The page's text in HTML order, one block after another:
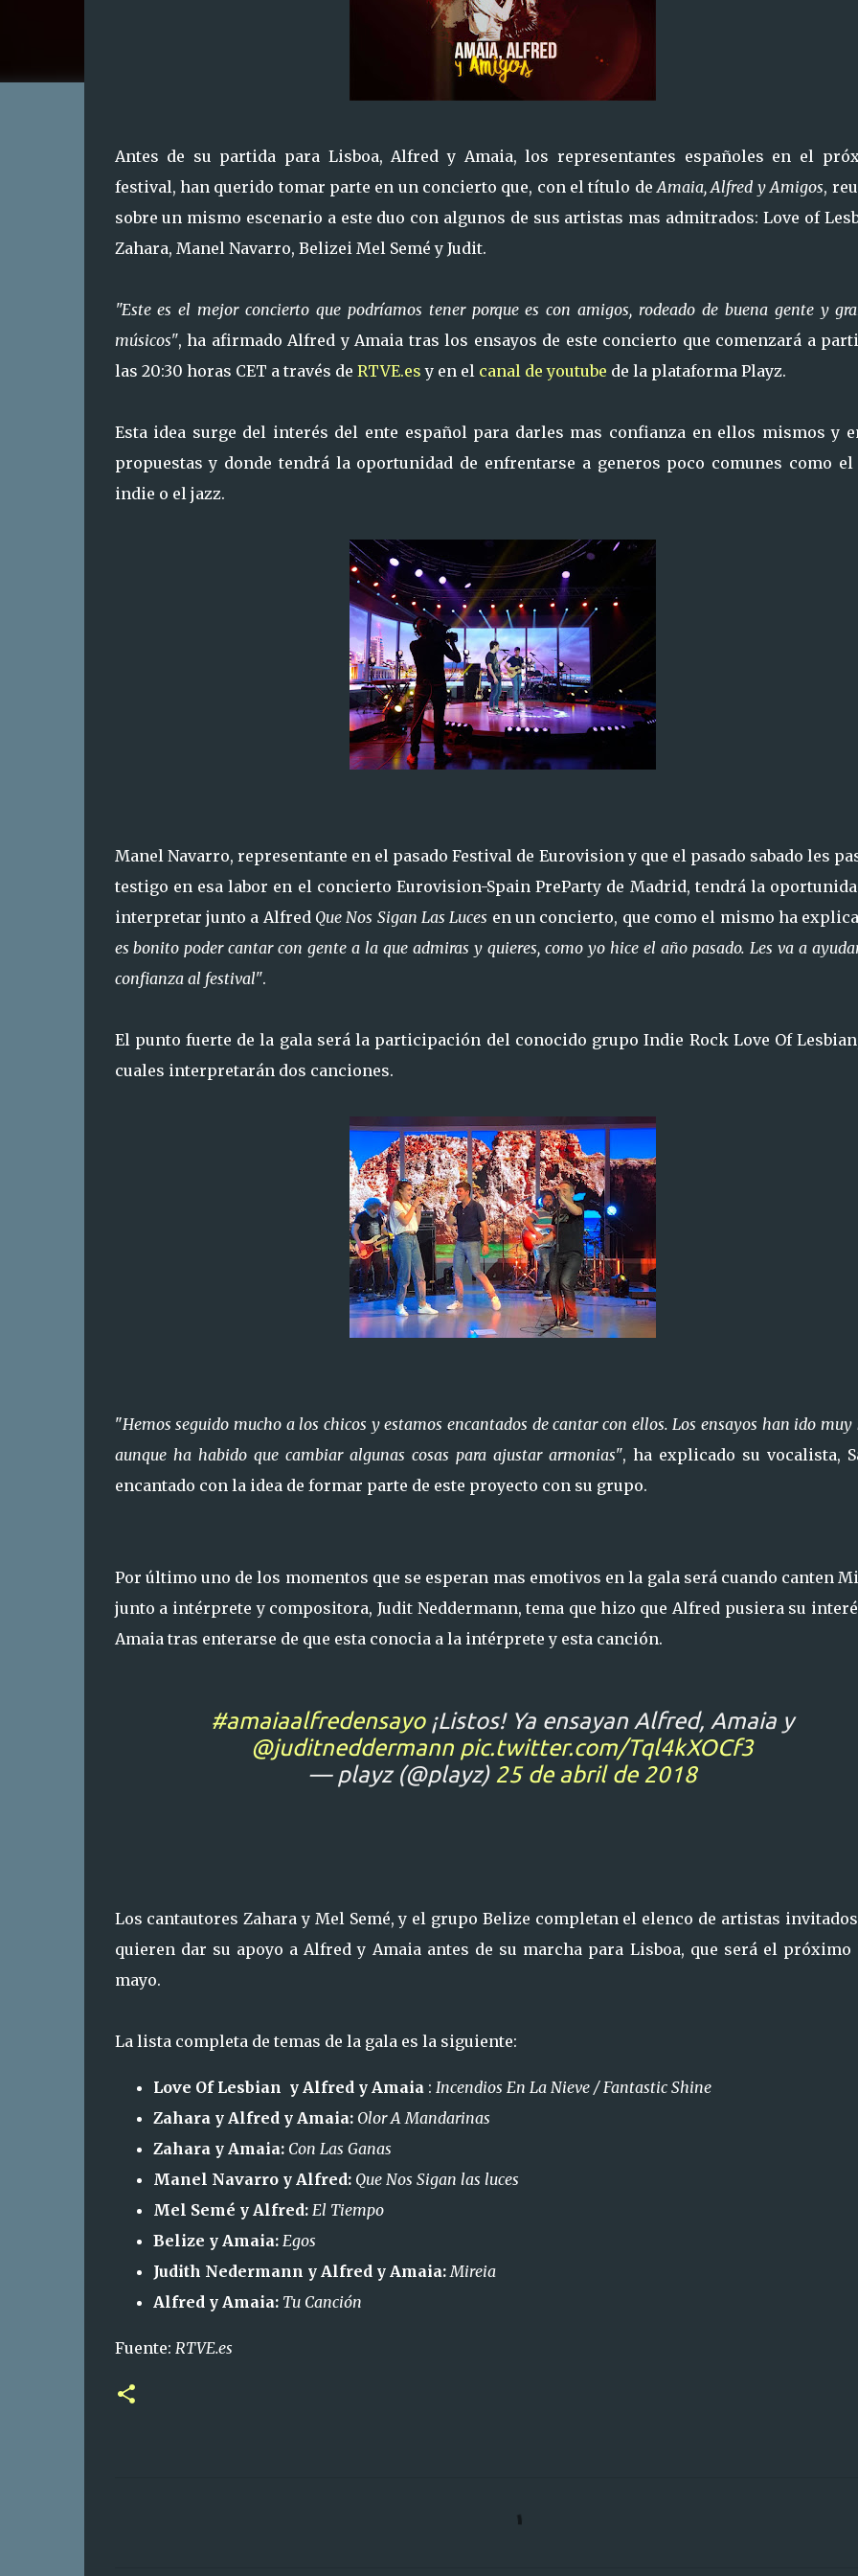
Antes de su partida para Lisboa, Alfred y Amaia, los representantes españoles en el
festival, han querido tomar parte en un concierto que, con el título deAmaia, Alfred y Amigos,
sobre un mismo escenario a este duo con algunos de sus artistas mas admitrados: Love of
Zahara, Manel Navarro, Belizei Mel Semé y Judit.
"Este es el mejor concierto que podríamos tener porque es con amigos, rodeado de buena gente y
músicos", ha afirmado Alfred y Amaia tras los ensayos de este concierto que comenzará a
las 20:30 horas CET a través de RTVE.es y en el canal de youtube de la plataforma Playz.
Esta idea surge del interés del ente español para darles mas confianza en ellos mismos y
propuestas y donde tendrá la oportunidad de enfrentarse a generos poco comunes como el
indie o el jazz.
Manel Navarro, representante en el pasado Festival de Eurovision y que el pasado sabado les
testigo en esa labor en el concierto Eurovision-Spain PreParty de Madrid, tendrá la
interpretar junto a Alfred Que Nos Sigan Las Luces en un concierto, que como el mismo ha
es bonito poder cantar con gente a la que admiras y quieres, como yo hice el año pasado. Les va a
confianza al festival".
El punto fuerte de la gala será la participación del conocido grupo Indie Rock Love Of
cuales interpretarán dos canciones.
"Hemos seguido mucho a los chicos y estamos encantados de cantar con ellos. Los ensayos han ido muy
aunque ha habido que cambiar algunas cosas para ajustar armonias", ha explicado su vocalista,
encantado con la idea de formar parte de este proyecto con su grupo.
Por último uno de los momentos que se esperan mas emotivos en la gala será cuando canten
junto a intérprete y compositora, Judit Neddermann, tema que hizo que Alfred pusiera su
Amaia tras enterarse de que esta conocia a la intérprete y esta canción.
#amaiaalfredensayo¡Listos! Ya ensayan Alfred, Amaia y
@juditneddermann pic.twitter.com/Tql4kXOCf3
— playz (@playz) 25 de abril de 2018
Los cantautores Zahara y Mel Semé, y el grupo Belize completan el elenco de artistas
quieren dar su apoyo a Alfred y Amaia antes de su marcha para Lisboa, que será el próximo
mayo.
La lista completa de temas de la gala es la siguiente:
Love Of Lesbian y Alfred y Amaia: Incendios En La Nieve / Fantastic Shine
Zahara y Alfred y Amaia:Olor A Mandarinas
Zahara y Amaia:Con Las Ganas
Manel Navarro y Alfred:Que Nos Sigan las luces
Mel Semé y Alfred:El Tiempo
Belize y Amaia:Egos
Judith Nedermann y Alfred y Amaia:Mireia
Alfred y Amaia: Tu Canción
Fuente: RTVE.es